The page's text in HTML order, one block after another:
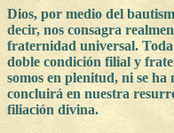
Dios, por medio del
decir, nos consagra
fraternidad universal.
doble condición filial y
somos en plenitud, ni se
concluirá en nuestra
filiación divina.